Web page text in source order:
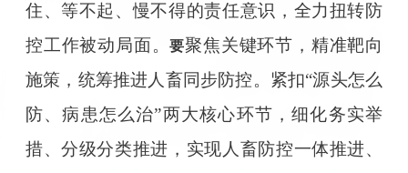
住、等不起、慢不得的责任意识，全力扭转防
控工作被动局面。要聚焦关键环节，精准靶向
施策，统筹推进人畜同步防控。紧扣“源头怎么
防、病患怎么治”两大核心环节，细化务实举
措、分级分类推进，实现人畜防控一体推进、